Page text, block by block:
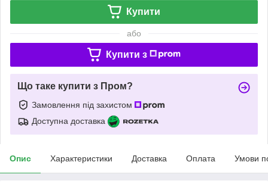
Купити
або
Купити з
Що таке купити з Пром?
Замовлення під захистом
Доступна доставка
Опис Характеристики Доставка Оплата Умови